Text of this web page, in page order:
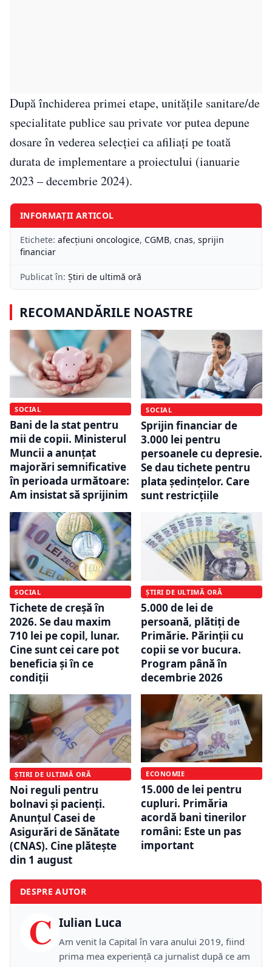
După închiderea primei etape, unităţile sanitare/de
specialitate publice sau private vor putea depune
dosare în vederea selecţiei ca afiliaţi pe toată
durata de implementare a proiectului (ianuarie
2023 – decembrie 2024).
INFORMAȚII ARTICOL
Etichete: afecţiuni oncologice, CGMB, cnas, sprijin
financiar
Publicat în: Știri de ultimă oră
RECOMANDĂRILE NOASTRE
SOCIAL
Bani de la stat pentru
mii de copii. Ministerul
Muncii a anunțat
majorări semnificative
în perioada următoare:
Am insistat să sprijinim
SOCIAL
Sprijin financiar de
3.000 lei pentru
persoanele cu depresie.
Se dau tichete pentru
plata ședințelor. Care
sunt restricțiile
SOCIAL
Tichete de creșă în
2026. Se dau maxim
710 lei pe copil, lunar.
Cine sunt cei care pot
beneficia și în ce
condiții
ȘTIRI DE ULTIMĂ ORĂ
5.000 de lei de
persoană, plătiți de
Primărie. Părinții cu
copii se vor bucura.
Program până în
decembrie 2026
ȘTIRI DE ULTIMĂ ORĂ
Noi reguli pentru
bolnavi și pacienți.
Anunțul Casei de
Asigurări de Sănătate
(CNAS). Cine plătește
din 1 august
ECONOMIE
15.000 de lei pentru
cupluri. Primăria
acordă bani tinerilor
români: Este un pas
important
DESPRE AUTOR
C Iulian Luca
Am venit la Capital în vara anului 2019, fiind
prima mea experiență ca jurnalist după ce am